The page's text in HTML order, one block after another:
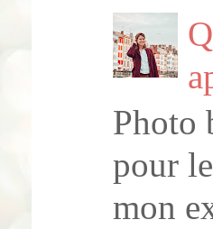
Photo
pour
mon